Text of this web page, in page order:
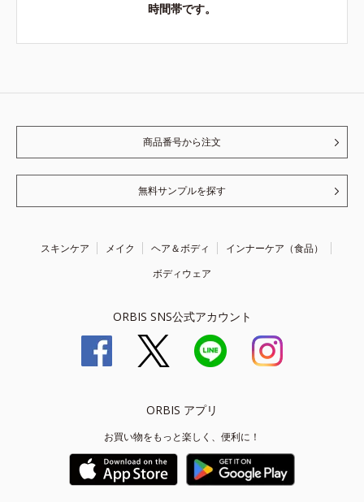
時間帯です。
商品番号から注文
無料サンプルを探す
スキンケア メイク ヘア＆ボディ
インナーケア（食品）
ボディウェア
ORBIS SNS公式アカウント
ORBIS アプリ
お買い物をもっと楽しく、便利に！